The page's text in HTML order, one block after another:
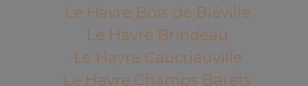
Le Havre Bois de Bléville
Le Havre Brindeau
Le Havre Caucriauville
Le Havre Champs Barets